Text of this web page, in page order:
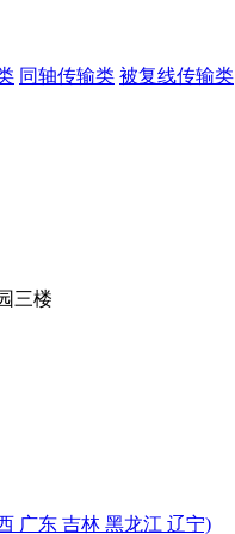
同轴传输类 被复线传输类
三楼
广东 吉林 黑龙江 辽宁)